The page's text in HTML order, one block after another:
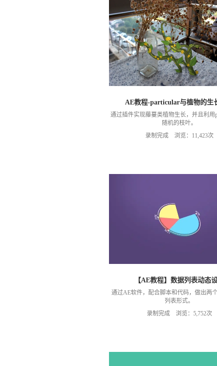
AE教程-particular与植物的生
通过插件实现藤蔓类植物生长，并且利用
随机的枝叶。
录制完成 浏览：11,423次
【AE教程】数据列表动态
通过AE软件，配合脚本和代码，做出两
列表形式。
录制完成 浏览：5,752次